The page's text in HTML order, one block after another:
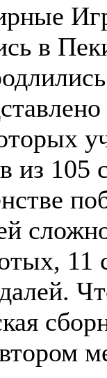
в
из 105
11